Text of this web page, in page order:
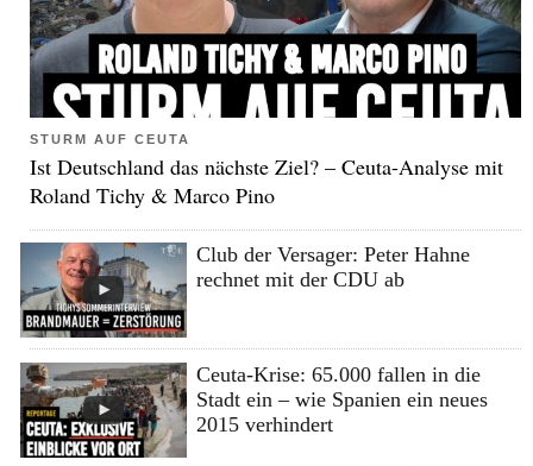
STURM AUF CEUTA
Ist Deutschland das nächste Ziel? – Ceuta-Analyse mit
Roland Tichy & Marco Pino
Club der Versager: Peter Hahne
rechnet mit der CDU ab
Ceuta-Krise: 65.000 fallen in die
Stadt ein – wie Spanien ein neues
2015 verhindert